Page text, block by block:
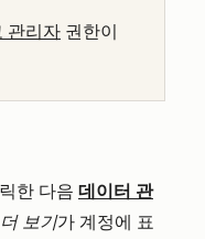
관리자 권한이
한 다음 데이터 관
더 보기가 계정에 표